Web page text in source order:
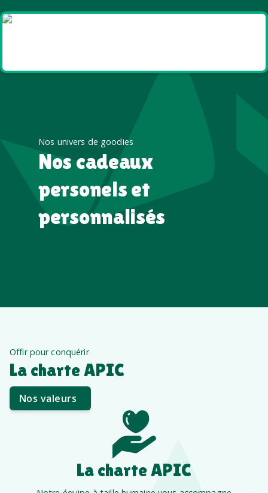
Nos univers de goodies
Nos cadeaux
personels et
personnalisés
Offir pour conquérir
La charte APIC
Nos valeurs
La charte APIC